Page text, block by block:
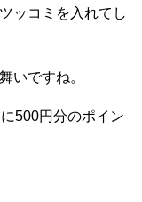
ッコミを入れてし
いですね。
500円分のポイン